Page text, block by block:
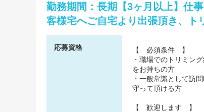
勤務期間：長期【3ヶ月以上】仕
客様宅へご自宅より出張頂き、ト
応募資格
【 必須条件 】
・職場でのトリミン
をお持ちの方
・一般常識として訪
守って頂ける方
【 歓迎します 】